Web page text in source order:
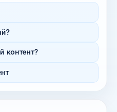
контент?